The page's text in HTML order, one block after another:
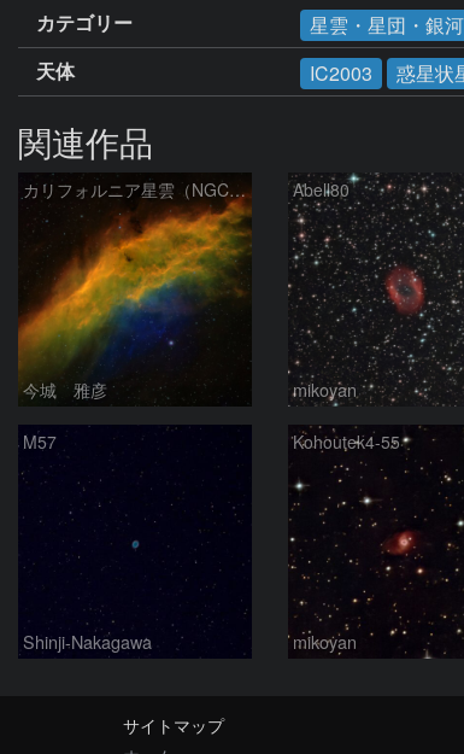
カテゴリー
星雲・星団・銀河
天体
IC2003 惑星状
関連作品
カリフォルニア星雲（NGC 1499）
今城 雅彦
Abell80
mikoyan
M57
Shinji-Nakagawa
Kohoutek4-55
mikoyan
サイトマップ